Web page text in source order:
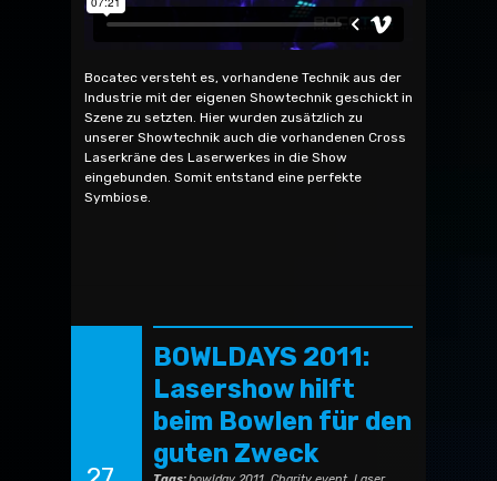
Bocatec versteht es, vorhandene Technik aus der
Industrie mit der eigenen Showtechnik geschickt in
Szene zu setzten. Hier wurden zusätzlich zu
unserer Showtechnik auch die vorhandenen Cross
Laserkräne des Laserwerkes in die Show
eingebunden. Somit entstand eine perfekte
Symbiose.
BOWLDAYS 2011:
Lasershow hilft
beim Bowlen für den
guten Zweck